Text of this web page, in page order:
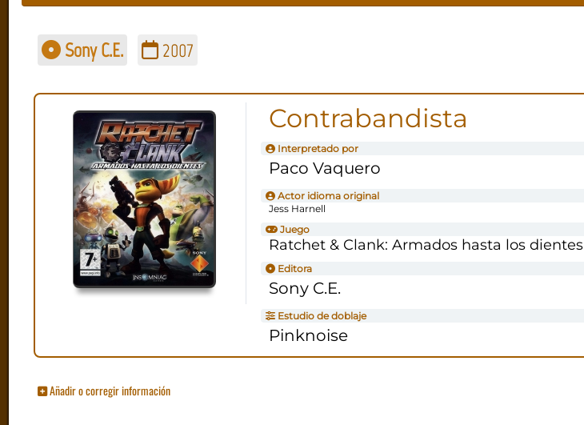
Sony C.E. 2007
Contrabandista
Interpretado por
Paco Vaquero
Actor idioma original
Jess Harnell
Juego
Ratchet & Clank: Armados hasta los dientes
Editora
Sony C.E.
Estudio de doblaje
Pinknoise
Añadir o corregir información